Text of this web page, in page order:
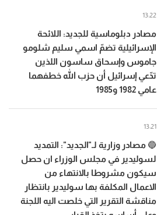
مصادر دبلوماسية للجديد: اللائحة
الإسرائيلية تضمّ اسمي سليم شلومو
جاموس وإسحاق ساسون اللذين
تدّعي إسرائيل أن حزب الله خطفهما
عامي 1982 و1985
13:22
🔵 مصادر وزارية لـ"الجديد": التمديد
لسوليدير في مجلس الوزراء ان حصل
سيكون مشروطا بالانتهاء من
الاعمال المكلفة بها سوليدير بانتظار
مناقشة التقرير التي خلصت اليه اللجنة
13:21